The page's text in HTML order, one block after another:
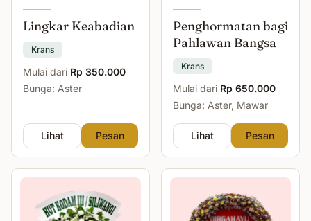
Lingkar Keabadian
Krans
Mulai dari Rp 350.000
Bunga: Aster
Lihat Pesan
Penghormatan bagi
Pahlawan Bangsa
Krans
Mulai dari Rp 650.000
Bunga: Aster, Mawar
Lihat Pesan